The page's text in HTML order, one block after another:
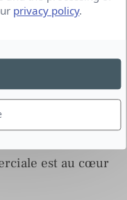
dans la vente
Il s’agit ici
On pourrait
des modèles qui
fourni par
est au cœur
privacy policy.